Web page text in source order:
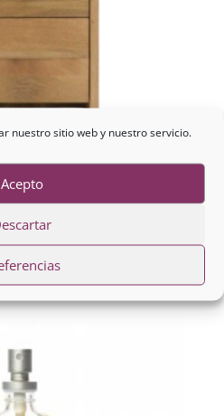
nuestro sitio web y nuestro servicio.
Acepto
2 Cajones